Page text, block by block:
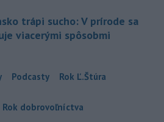
trápi sucho: V prírode sa
viacerými spôsobmi
Podcasty Rok Ľ.Štúra
Rok dobrovoľníctva